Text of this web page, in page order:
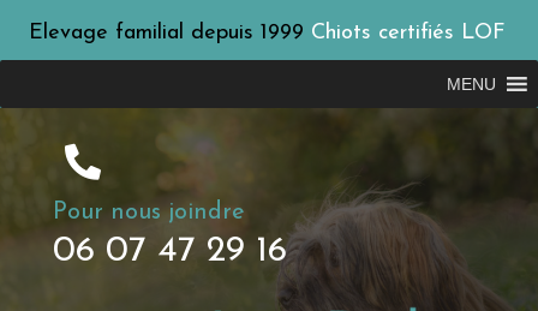
Elevage familial depuis 1999 Chiots certifiés LOF
MENU
Pour nous joindre
06 07 47 29 16